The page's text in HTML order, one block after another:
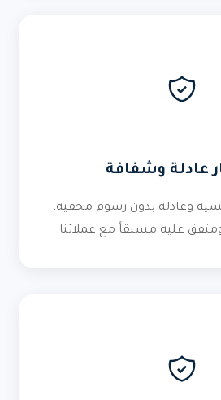
عادلة وشفافة
وعادلة بدون رسوم مخفية.
عليه مسبقاً مع عملائنا.